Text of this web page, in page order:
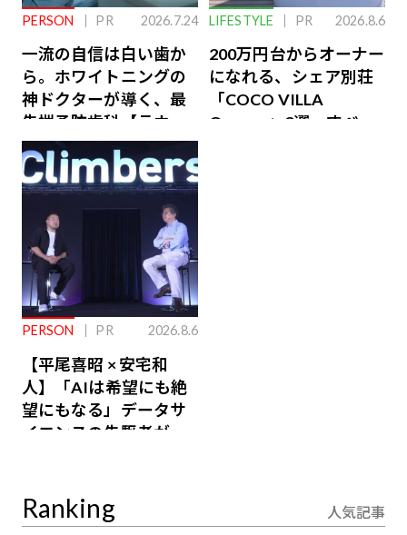
PERSON PR 2026.7.24
一流の自信は白い歯か
ら。ホワイトニングの
神ドクターが導く、最
先端予防歯科【ラウン
ジ会員特典あり】
LIFESTYLE PR 2026.8.6
200万円台からオーナー
になれる、シェア別荘
「COCO VILLA
Owners」3選。すべて
PERSON PR 2026.8.6
【平尾喜昭 × 安宅和
人】「AIは希望にも絶
望にもなる」データサ
イエンスの先駆者が語
Ranking 人気記事